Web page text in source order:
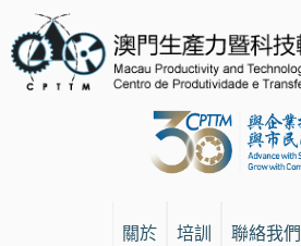
關於 培訓 聯絡我們